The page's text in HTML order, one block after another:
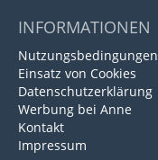
INFORMATIONEN
Nutzungsbedingungen
Einsatz von Cookies
Datenschutzerklärung
Werbung bei Anne
Kontakt
Impressum